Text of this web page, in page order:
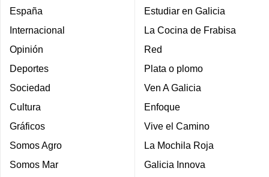
España
Internacional
Opinión
Deportes
Sociedad
Cultura
Gráficos
Somos Agro
Somos Mar
Estudiar en Galicia
La Cocina de Frabisa
Red
Plata o plomo
Ven A Galicia
Enfoque
Vive el Camino
La Mochila Roja
Galicia Innova